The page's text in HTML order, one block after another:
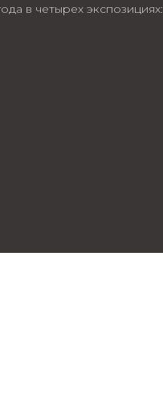
в четырех экспозициях: